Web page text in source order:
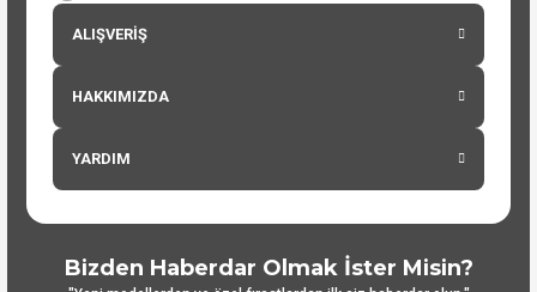
ALIŞVERİŞ
HAKKIMIZDA
YARDIM
Bizden Haberdar Olmak İster Misin?